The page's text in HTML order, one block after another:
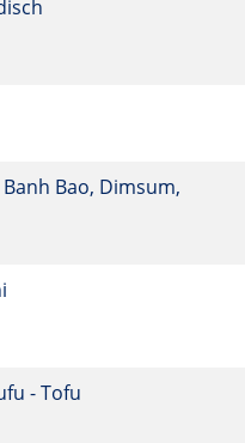
Bao, Dimsum,
- Tofu